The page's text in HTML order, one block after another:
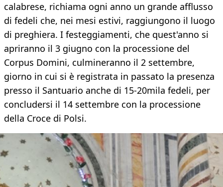
calabrese, richiama ogni anno un grande afflusso
di fedeli che, nei mesi estivi, raggiungono il luogo
di preghiera. I festeggiamenti, che quest'anno si
apriranno il 3 giugno con la processione del
Corpus Domini, culmineranno il 2 settembre,
giorno in cui si è registrata in passato la presenza
presso il Santuario anche di 15-20mila fedeli, per
concludersi il 14 settembre con la processione
della Croce di Polsi.